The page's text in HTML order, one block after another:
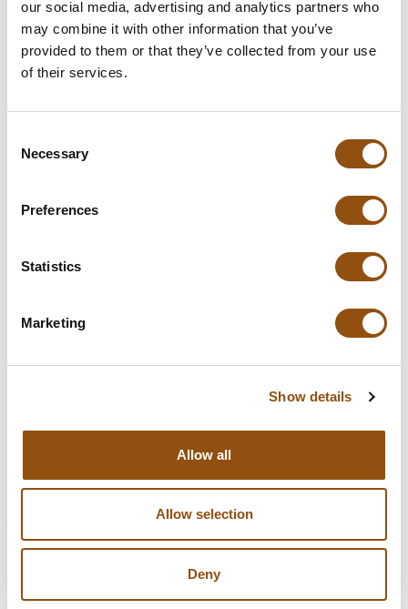
our social media, advertising and analytics partners who
may combine it with other information that you’ve
provided to them or that they’ve collected from your use
of their services.
Selection
Necessary
Preferences
Statistics
Marketing
Show details
Allow all
Allow selection
Deny
Specificaties
Afmetingen:
Gewicht:
Logo plaatsing:
Allergie-info:
Melk, kan sporen bevatten van
Up-sells